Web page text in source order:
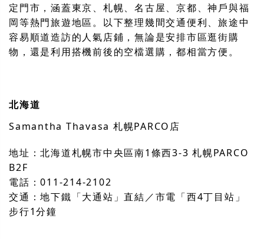
定門市，涵蓋東京、札幌、名古屋、京都、神戶與福
岡等熱門旅遊地區。以下整理幾間交通便利、旅途中
容易順道造訪的人氣店鋪，無論是安排市區逛街購
物，還是利用搭機前後的空檔選購，都相當方便。
北海道
Samantha Thavasa 札幌PARCO店
地址：北海道札幌市中央區南1條西3-3 札幌PARCO
B2F
電話：011-214-2102
交通：地下鐵「大通站」直結／市電「西4丁目站」
步行1分鐘